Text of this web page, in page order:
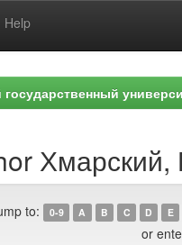
Help
to: 0-9 A B C D E
or